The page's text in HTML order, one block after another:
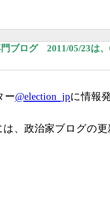
ブログ 2011/05/23は
ー@election_jpに情報
は、政治家ブログの